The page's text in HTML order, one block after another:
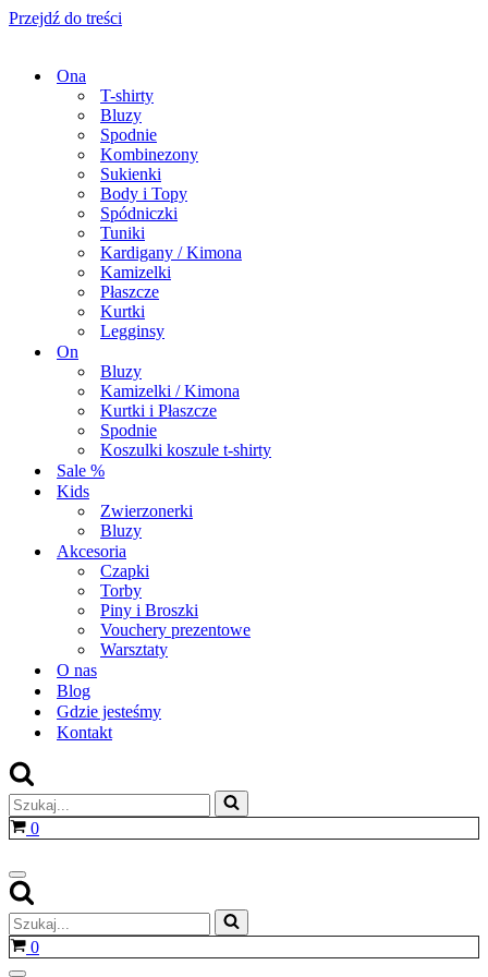
Przejdź do treści
Ona
T-shirty
Bluzy
Spodnie
Kombinezony
Sukienki
Body i Topy
Spódniczki
Tuniki
Kardigany / Kimona
Kamizelki
Płaszcze
Kurtki
Legginsy
On
Bluzy
Kamizelki / Kimona
Kurtki i Płaszcze
Spodnie
Koszulki koszule t-shirty
Sale %
Kids
Zwierzonerki
Bluzy
Akcesoria
Czapki
Torby
Piny i Broszki
Vouchery prezentowe
Warsztaty
O nas
Blog
Gdzie jesteśmy
Kontakt
Szukaj...
Koszyk
0
Menu
nawigacji
Szukaj...
Koszyk
0